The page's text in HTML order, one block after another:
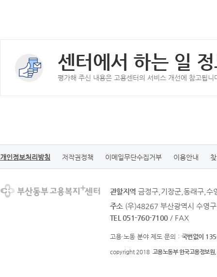
센터에서 하는 일
평가해 주신 내용은 고용센터의 서비스 개선에 참고됩니
개인정보처리방침 저작권정책 이메일무단수집거부 이용안내
관할지역 금정구,기장군,동래구,수
주소 (우)48267 부산광역시 수영
TEL 051-760-7100 / FAX
고용·노동 분야 제도 문의 : 국번없이
copyright 2018 고용노동부 한국고용정보원.